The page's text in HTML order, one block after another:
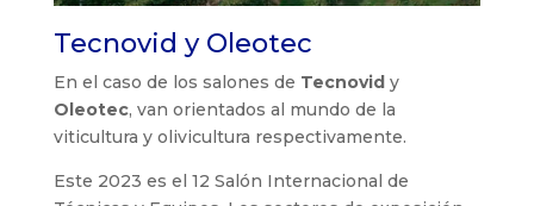
Tecnovid y Oleotec
En el caso de los salones de Tecnovid y
Oleotec, van orientados al mundo de la
viticultura y olivicultura respectivamente.
Este 2023 es el 12 Salón Internacional de